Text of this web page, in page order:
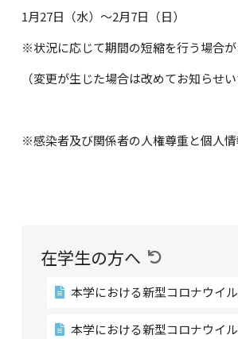
1月27日（水）～2月7日（日）
※状況に応じて期間の短縮を行う場合が
（変更が生じた場合は改めてお知らせい
※感染者及び関係者の人権尊重と個人
在学生の方へ
本学における新型コロナウイ
本学における新型コロナウイ